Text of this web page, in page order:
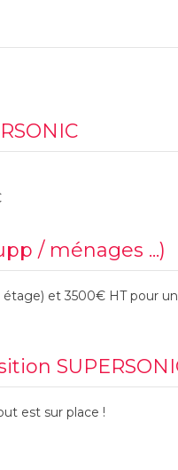
/ ménages ...)
et 3500€ HT pour
est sur place !